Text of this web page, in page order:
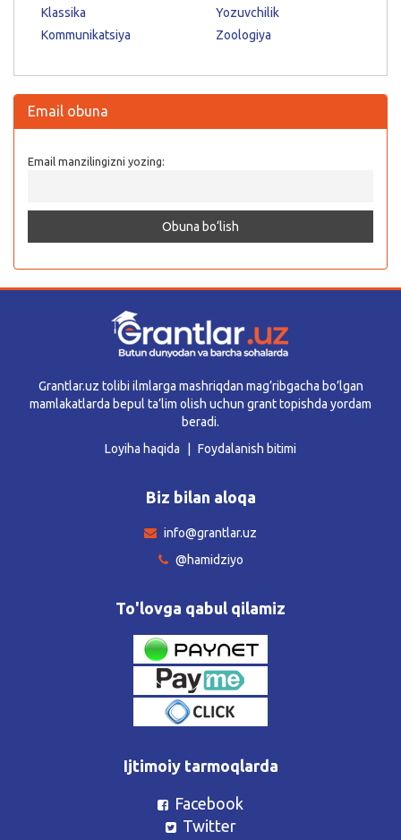
Klassika
Kommunikatsiya
Yozuvchilik
Zoologiya
Email obuna
Email manzilingizni yozing:
Grantlar.uz tolibi ilmlarga mashriqdan mag’ribgacha bo’lgan
mamlakatlarda bepul ta’lim olish uchun grant topishda yordam
beradi.
Loyiha haqida
Foydalanish bitimi
Biz bilan aloqa
info@grantlar.uz
@hamidziyo
To'lovga qabul qilamiz
Ijtimoiy tarmoqlarda
Facebook
Twitter